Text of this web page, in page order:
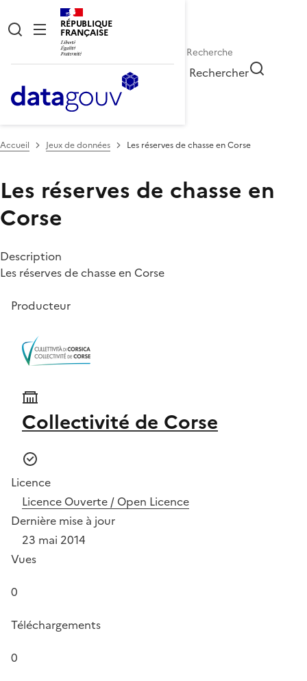
RÉPUBLIQUE
FRANÇAISE
Rechercher
Accueil Jeux de données ​Les réserves de chasse en Corse
​Les réserves de chasse en
Corse
Description
Les réserves de chasse en Corse
Producteur
Collectivité de Corse
Licence
Licence Ouverte / Open Licence
Dernière mise à jour
23 mai 2014
Vues
0
Téléchargements
0